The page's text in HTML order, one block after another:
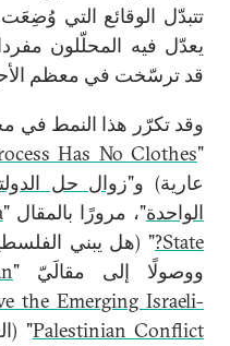
تتبدّل الوقائع التي
يعدّل فيه المحلّلون
قد ترسّخت في معظم
وقد تكرّر هذا النمط في
"
Has No Clothes
عارية) و"زوال حل
الواحدة"، مرورًا بالمقال "
State? " (هل يبني
ووصولًا إلى مقالَيّ "
the Emerging Israeli-
Palestinian Conflict
"